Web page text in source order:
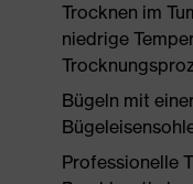
Trocknen im
niedrige
Bügeln mit
Professionelle